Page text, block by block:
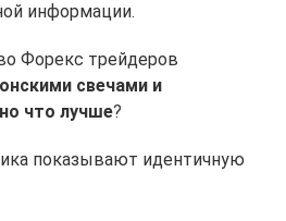
информации.
Форекс трейдеров
свечами и
что лучше?
показывают идентичную